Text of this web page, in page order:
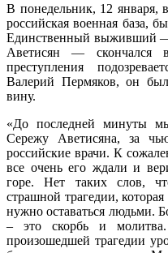
В понедельник, 12 января,
российская военная база,
Единственный выживший —
Аветисян — скончался
преступления
Валерий Пермяков, он
вину.
«До последней минуты
Сережу Аветисяна, за
российские врачи. К
все очень его ждали и
горе. Нет таких слов,
страшной трагедии,
нужно оставаться людьми.
– это скорбь и
произошедшей трагедии